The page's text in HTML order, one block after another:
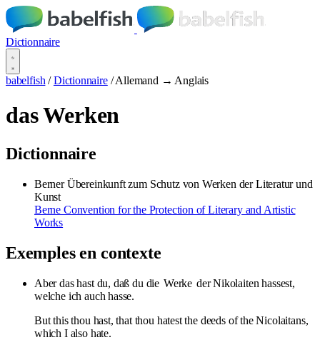
Dictionnaire
babelfish / Dictionnaire / Allemand → Anglais
das Werken
Dictionnaire
Berner Übereinkunft zum Schutz von Werken der Literatur und
Kunst
Berne Convention for the Protection of Literary and Artistic
Works
Exemples en contexte
Aber das hast du, daß du die Werke der Nikolaiten hassest,
welche ich auch hasse.
But this thou hast, that thou hatest the deeds of the Nicolaitans,
which I also hate.